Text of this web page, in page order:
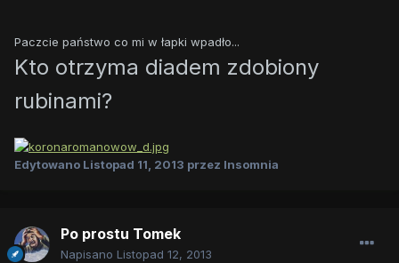
Paczcie państwo co mi w łapki wpadło...
Kto otrzyma diadem zdobiony
rubinami?
Edytowano Listopad 11, 2013 przez Insomnia
Po prostu Tomek
Napisano Listopad 12, 2013